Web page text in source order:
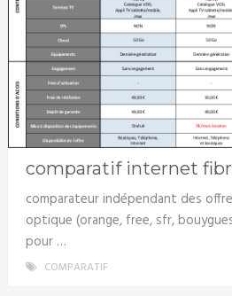
comparatif internet
comparateur indépendant des
optique (orange, free, sfr,
pour …
COMPARATIF